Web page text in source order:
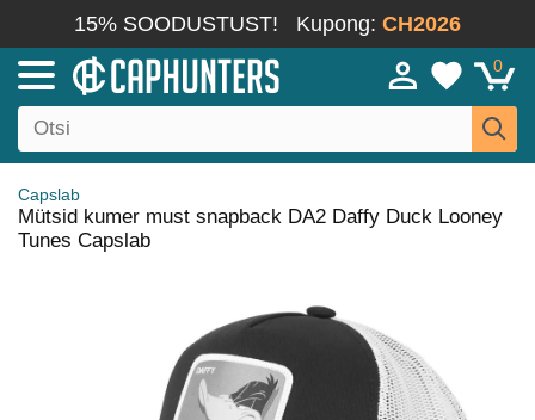
15% SOODUSTUST! Kupong: CH2026
0
Capslab
Mütsid kumer must snapback DA2 Daffy Duck Looney
Tunes Capslab